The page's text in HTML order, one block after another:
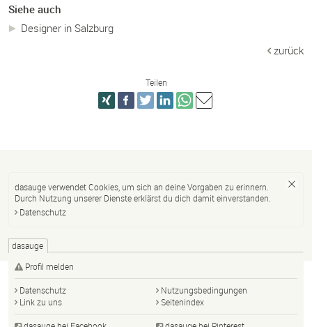
Siehe auch
Designer in Salzburg
zurück
Teilen
dasauge verwendet Cookies, um sich an deine Vorgaben zu erinnern.
Durch Nutzung unserer Dienste erklärst du dich damit einverstanden.
Datenschutz
dasauge
Profil melden
Datenschutz
Nutzungsbedingungen
Link zu uns
Seitenindex